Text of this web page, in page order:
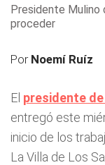
Presidente Mulino
proceder
Por Noemí Ruíz
El presidente
entregó este
inicio de los
La Villa de Los